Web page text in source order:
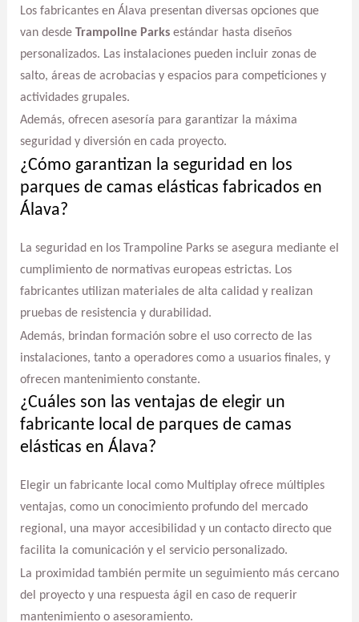
Los fabricantes en Álava presentan diversas opciones que
van desde Trampoline Parksestándar hasta diseños
personalizados. Las instalaciones pueden incluir zonas de
salto, áreas de acrobacias y espacios para competiciones y
actividades grupales.
Además, ofrecen asesoría para garantizar la máxima
seguridad y diversión en cada proyecto.
¿Cómo garantizan la seguridad en los
parques de camas elásticas fabricados en
Álava?
La seguridad en los Trampoline Parks se asegura mediante el
cumplimiento de normativas europeas estrictas. Los
fabricantes utilizan materiales de alta calidad y realizan
pruebas de resistencia y durabilidad.
Además, brindan formación sobre el uso correcto de las
instalaciones, tanto a operadores como a usuarios finales, y
ofrecen mantenimiento constante.
¿Cuáles son las ventajas de elegir un
fabricante local de parques de camas
elásticas en Álava?
Elegir un fabricante local como Multiplay ofrece múltiples
ventajas, como un conocimiento profundo del mercado
regional, una mayor accesibilidad y un contacto directo que
facilita la comunicación y el servicio personalizado.
La proximidad también permite un seguimiento más cercano
del proyecto y una respuesta ágil en caso de requerir
mantenimiento o asesoramiento.